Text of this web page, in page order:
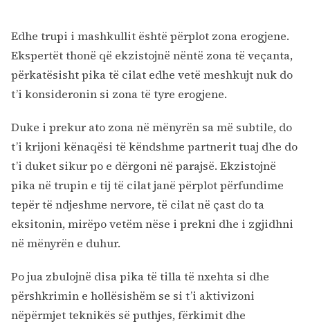
Kërko:
Edhe trupi i mashkullit është përplot zona erogjene.
Ekspertët thonë që ekzistojnë nëntë zona të veçanta,
përkatësisht pika të cilat edhe vetë meshkujt nuk do
t’i konsideronin si zona të tyre erogjene.
Duke i prekur ato zona në mënyrën sa më subtile, do
t’i krijoni kënaqësi të këndshme partnerit tuaj dhe do
t’i duket sikur po e dërgoni në parajsë. Ekzistojnë
pika në trupin e tij të cilat janë përplot përfundime
tepër të ndjeshme nervore, të cilat në çast do ta
eksitonin, mirëpo vetëm nëse i prekni dhe i zgjidhni
në mënyrën e duhur.
Po jua zbulojnë disa pika të tilla të nxehta si dhe
përshkrimin e hollësishëm se si t’i aktivizoni
nëpërmjet teknikës së puthjes, fërkimit dhe